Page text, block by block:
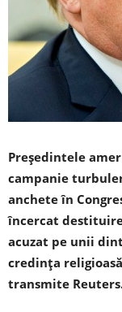
Preşedintele
campanie
anchete în
încercat
acuzat pe unii
credinţa
transmite